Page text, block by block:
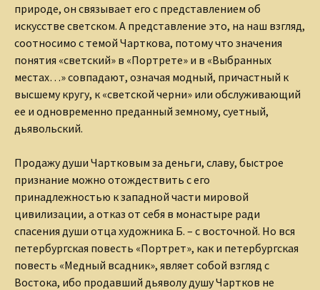
природе, он связывает его с представлением об
искусстве светском. А представление это, на наш взгляд,
соотносимо с темой Чарткова, потому что значения
понятия «светский» в «Портрете» и в «Выбранных
местах…» совпадают, означая модный, причастный к
высшему кругу, к «светской черни» или обслуживающий
ее и одновременно преданный земному, суетный,
дьявольский.
Продажу души Чартковым за деньги, славу, быстрое
признание можно отождествить с его
принадлежностью к западной части мировой
цивилизации, а отказ от себя в монастыре ради
спасения души отца художника Б. – с восточной. Но вся
петербургская повесть «Портрет», как и петербургская
повесть «Медный всадник», являет собой взгляд с
Востока, ибо продавший дьяволу душу Чартков не